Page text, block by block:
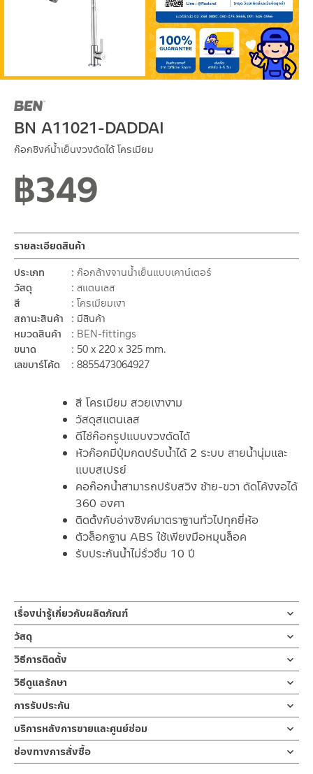
BN A11021-DADDAI
ก๊อกซิงค์น้ำเย็นงวงดัดได้ โครเมียม
฿349
สี โครเมียม สวยเงางาม
วัสดุสแตนเลส
ดีไซ์ก๊อกรูปแบบงวงดัดได้
หัวก๊อกมีปุ่มกดปรับน้ำได้ 2 ระบบ สายน้ำนุ่มและ
แบบสเปรย์
คอก๊อกน้ำสามารถปรับสวิง ซ้าย-ขวา ดัดโค้งงอได้
360 องศา
ติดตั้งกับอ่างซิงค์มาตราฐานทั่วไปทุกยี่ห้อ
ตัวล็อกฐาน ABS ใช้เพียงมือหมุนล็อค
รับประกันน้ำไม่รั่วซึม 10 ปี
รายละเอียดสินค้า
ประเภท
ก๊อกล้างจานน้ำเย็นแบบเคาน์เตอร์
วัสดุ
สแตนเลส
สี
โครเมียมเงา
สถานะสินค้า
มีสินค้า
หมวดสินค้า
BEN-fittings
ขนาด
50 x 220 x 325 mm.
เลขบาร์โค้ด
8855473064927
เรื่องน่ารู้เกี่ยวกับผลิตภัณฑ์
ก๊อกซิงค์น้ำเย็นงวงดัดได้ โครเมียม
ผลิตจากสแตนเลส สีโครเมียม
รูปแบบงวงก๊อกทรงโค้ง คอก๊อกน้ำสามารถดัดได้อิสระ ปากก๊อกสามา
รถปรับสเปรย์ได้ 2 ระบบ
ระบบฉีดสเปรย์ชำระคราบได้ง่าย และระบบนุ่มสำหรับไม่ให้น้ำกระเด็น
สะดวกต่อการใช้งานในห้องครัว
ก้านเปิด-ปิดแบบก้านปัด ตัวล็อกใต้ก๊อกใช้เพียงมือหมุนล็อคทำเองได้
ง่ายสามารถติดตั้งกับอ่างซิงค์มาตราฐานทั่วไป
รับประกันวาล์วก๊อกน้ำไม่รั่วซึม 10 ปี
วัสดุ
ผลิตจากสแตนเลส
วิธีการติดตั้ง
ข้อแนะนำในการติดตั้ง
ฝักบัว และ ชุดสายฉีดชำระ
สำหรับการติดตั้งใหม่ ให้ไล่ฝุ่น เศษทราย เศษท่อ ออกจากท่อน้ำก่อนติด
ตั้งสินค้า โดยปล่อยน้ำให้ไหลออกจากท่อนาน 1 นาที
เพื่อให้แรงน้ำพัดพาเศษละอองต่างๆ ออกจากท่อน้ำ มิเช่นนั้นสิ่งสกปรก
จะเข้าไปภายในสินค้าและสร้างความเสียหายได้
หากตรวจพบเศษละอองต่างๆในสินค้า จะไม่อยู่ในเงื่อนไขการรับประกัน
วิธีดูแลรักษา
คำแนะนำในการดูแลรักษาผลิตภัณฑ์
1. ไม่ทำสินค้าให้เกิดความเสียหายอื่น ๆ นอกจากการใช้งานปกติ เช่นไม่
ทำตก ไม่งัดหรือโยกสินค้าแรงๆ
2. ทำความสะอาดสินค้าโดยการใช้ผ้านุ่มๆชุบน้ำหมาดๆแล้วเช็ดให้แห้ง
3. ห้ามใช้สารเคมีที่มีฤทธิ์เป็นกรด ในการทำความสะอาด เนื่องจากผิว
การรับประกัน
รับประกันไส้วาล์วก๊อกน้ำไม่รั่วซึม 10 ปี
บริการหลังการขายและศูนย์ซ่อม
ช่องทางออนไลน์
– Email: contact@charnpaiboon.com
ช่องทางการสั่งซื้อ